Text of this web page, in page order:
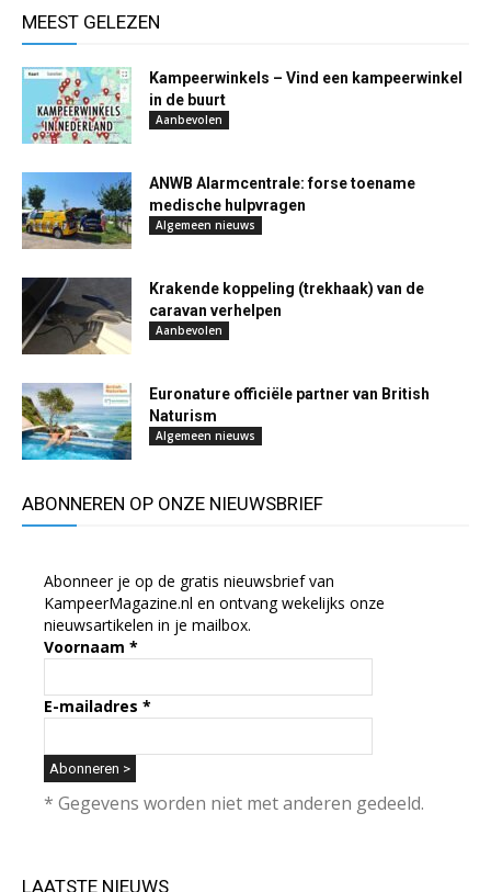
MEEST GELEZEN
Kampeerwinkels – Vind een kampeerwinkel
in de buurt
Aanbevolen
ANWB Alarmcentrale: forse toename
medische hulpvragen
Algemeen nieuws
Krakende koppeling (trekhaak) van de
caravan verhelpen
Aanbevolen
Euronature officiële partner van British
Naturism
Algemeen nieuws
ABONNEREN OP ONZE NIEUWSBRIEF
Abonneer je op de gratis nieuwsbrief van
KampeerMagazine.nl en ontvang wekelijks onze
nieuwsartikelen in je mailbox.
Voornaam *
E-mailadres *
* Gegevens worden niet met anderen gedeeld.
LAATSTE NIEUWS